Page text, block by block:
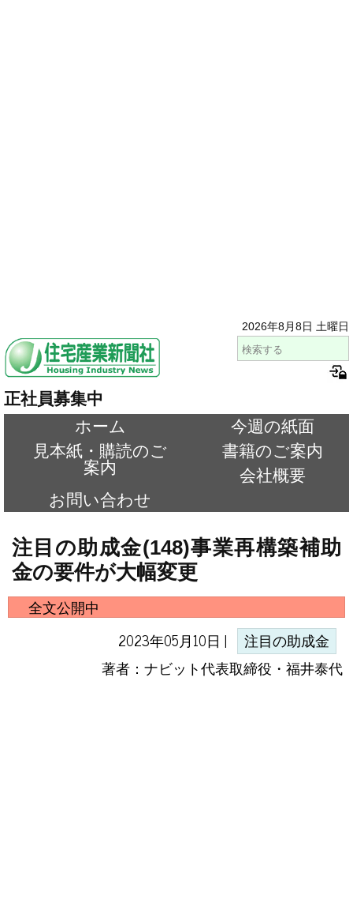
2026年8月8日 土曜日
正社員募集中
ホーム
今週の紙面
見本紙・購読のご
案内
書籍のご案内
会社概要
お問い合わせ
注目の助成金(148)事業再構築補助
金の要件が大幅変更
全文公開中
2023年05月10日 |
注目の助成金
著者：ナビット代表取締役・福井泰代